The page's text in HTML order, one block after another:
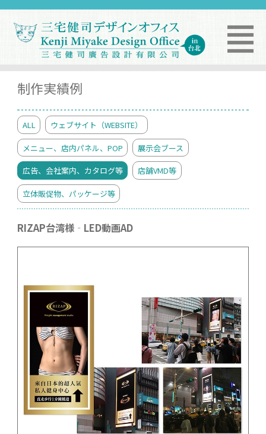
制作実績例
ALL ウェブサイト（WEBSITE）
メニュー、店内パネル、POP 展示会ブース
広告、会社案内、カタログ等 店舗VMD等
立体販促物、パッケージ等
RIZAP台湾様‐LED動画AD